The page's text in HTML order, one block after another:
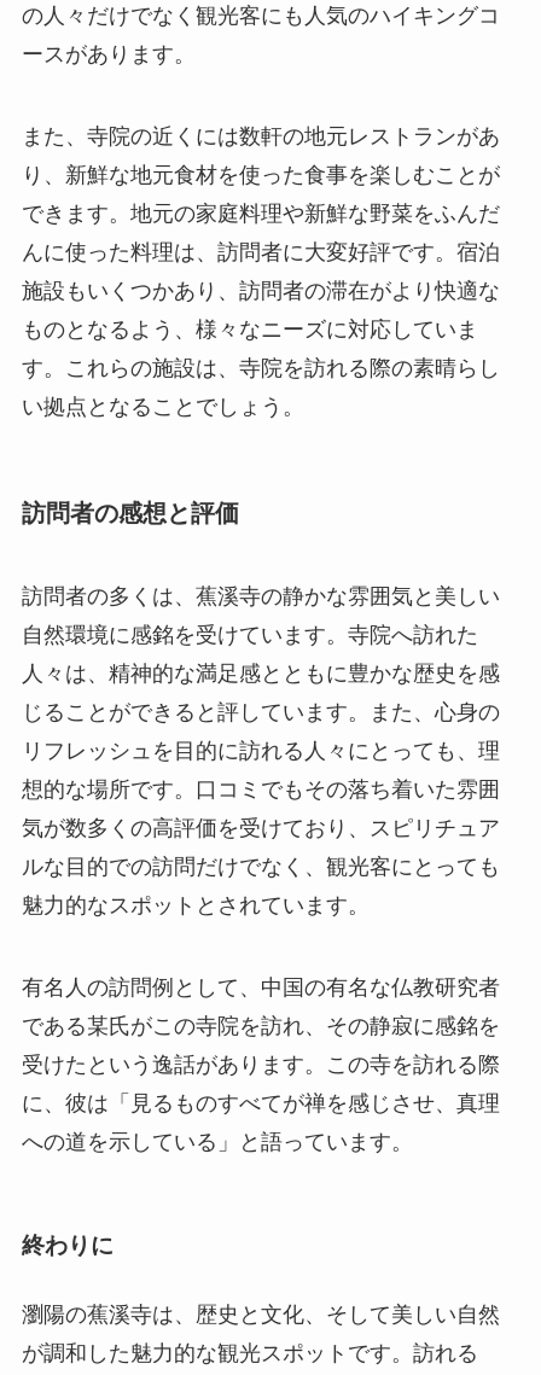
できます。地元の家庭料理や新鮮な野菜をふんだ
んに使った料理は、訪問者に大変好評です。宿泊
ものとなるよう、様々なニーズに対応していま
す。これらの施設は、寺院を訪れる際の素晴らし
い拠点となることでしょう。
訪問者の感想と評価
訪問者の多くは、蕉溪寺の静かな雰囲気と美しい
じることができると評しています。また、心身の
想的な場所です。口コミでもその落ち着いた雰囲
気が数多くの高評価を受けており、スピリチュア
ルな目的での訪問だけでなく、観光客にとっても
魅力的なスポットとされています。
有名人の訪問例として、中国の有名な仏教研究者
である某氏がこの寺院を訪れ、その静寂に感銘を
受けたという逸話があります。この寺を訪れる際
に、彼は「見るものすべてが禅を感じさせ、真理
終わりに
瀏陽の蕉溪寺は、歴史と文化、そして美しい自然
が調和した魅力的な観光スポットです。訪れる
れて、独自の体験をしてみてください。豊かな自
の一部分となることでしょう。